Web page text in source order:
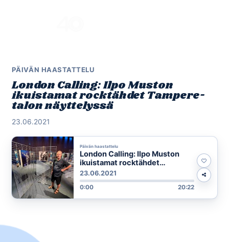
PÄIVÄN HAASTATTELU
London Calling: Ilpo Muston
ikuistamat rocktähdet Tampere-
talon näyttelyssä
23.06.2021
Päivän haastattelu
London Calling: Ilpo Muston
ikuistamat rocktähdet
Tampere-talon näyttelyssä
23.06.2021
0:00 20:22